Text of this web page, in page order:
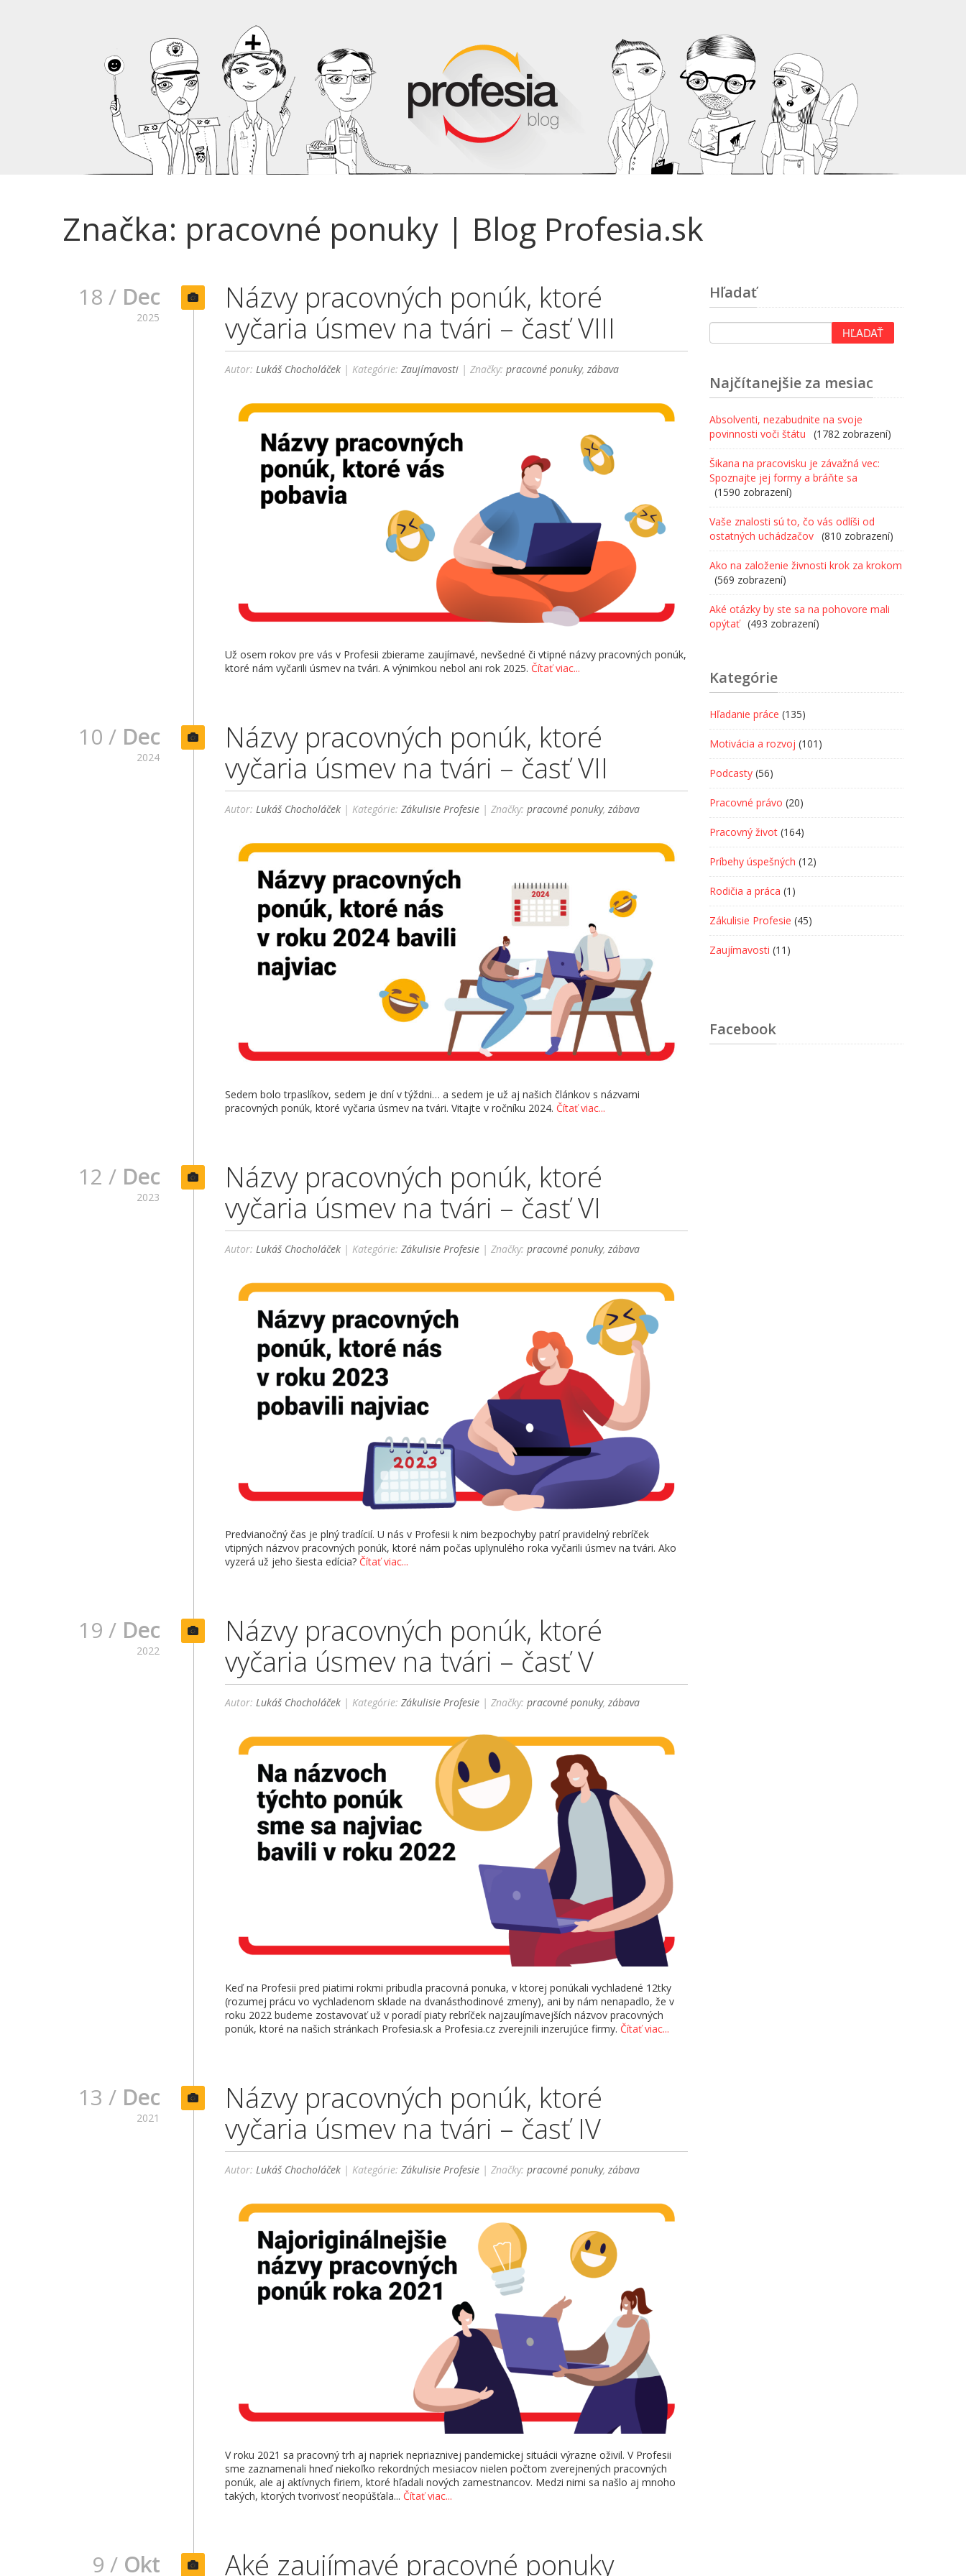
Značka: pracovné ponuky | Blog Profesia.sk
18 / Dec
2025
Názvy pracovných ponúk, ktoré
vyčaria úsmev na tvári – časť VIII
Autor:Lukáš Chocholáček | Kategórie:Zaujímavosti | Značky:pracovné ponuky,zábava
Už osem rokov pre vás v Profesii zbierame zaujímavé, nevšedné či vtipné názvy pracovných ponúk,
ktoré nám vyčarili úsmev na tvári. A výnimkou nebol ani rok 2025. Čítať viac...
10 / Dec
2024
Názvy pracovných ponúk, ktoré
vyčaria úsmev na tvári – časť VII
Autor:Lukáš Chocholáček | Kategórie:Zákulisie Profesie | Značky:pracovné ponuky,zábava
Sedem bolo trpaslíkov, sedem je dní v týždni… a sedem je už aj našich článkov s názvami
pracovných ponúk, ktoré vyčaria úsmev na tvári. Vitajte v ročníku 2024. Čítať viac...
12 / Dec
2023
Názvy pracovných ponúk, ktoré
vyčaria úsmev na tvári – časť VI
Autor:Lukáš Chocholáček | Kategórie:Zákulisie Profesie | Značky:pracovné ponuky,zábava
Predvianočný čas je plný tradícií. U nás v Profesii k nim bezpochyby patrí pravidelný rebríček
vtipných názvov pracovných ponúk, ktoré nám počas uplynulého roka vyčarili úsmev na tvári. Ako
vyzerá už jeho šiesta edícia? Čítať viac...
19 / Dec
2022
Názvy pracovných ponúk, ktoré
vyčaria úsmev na tvári – časť V
Autor:Lukáš Chocholáček | Kategórie:Zákulisie Profesie | Značky:pracovné ponuky,zábava
Keď na Profesii pred piatimi rokmi pribudla pracovná ponuka, v ktorej ponúkali vychladené 12tky
(rozumej prácu vo vychladenom sklade na dvanásťhodinové zmeny), ani by nám nenapadlo, že v
roku 2022 budeme zostavovať už v poradí piaty rebríček najzaujímavejších názvov pracovných
ponúk, ktoré na našich stránkach Profesia.sk a Profesia.cz zverejnili inzerujúce firmy. Čítať viac...
13 / Dec
2021
Názvy pracovných ponúk, ktoré
vyčaria úsmev na tvári – časť IV
Autor:Lukáš Chocholáček | Kategórie:Zákulisie Profesie | Značky:pracovné ponuky,zábava
V roku 2021 sa pracovný trh aj napriek nepriaznivej pandemickej situácii výrazne oživil. V Profesii
sme zaznamenali hneď niekoľko rekordných mesiacov nielen počtom zverejnených pracovných
ponúk, ale aj aktívnych firiem, ktoré hľadali nových zamestnancov. Medzi nimi sa našlo aj mnoho
takých, ktorých tvorivosť neopúšťala... Čítať viac...
9 / Okt Aké zaujímavé pracovné ponuky
Hľadať
Najčítanejšie za mesiac
Absolventi, nezabudnite na svoje
povinnosti voči štátu
(1782 zobrazení)
Šikana na pracovisku je závažná vec:
Spoznajte jej formy a bráňte sa
(1590 zobrazení)
Vaše znalosti sú to, čo vás odlíši od
ostatných uchádzačov (810 zobrazení)
Ako na založenie živnosti krok za krokom
(569 zobrazení)
Aké otázky by ste sa na pohovore mali
opýtať (493 zobrazení)
Kategórie
Hľadanie práce (135)
Motivácia a rozvoj (101)
Podcasty (56)
Pracovné právo (20)
Pracovný život (164)
Príbehy úspešných (12)
Rodičia a práca (1)
Zákulisie Profesie (45)
Zaujímavosti (11)
Facebook